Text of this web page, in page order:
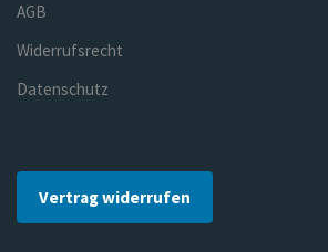
AGB
Widerrufsrecht
Datenschutz
Vertrag widerrufen